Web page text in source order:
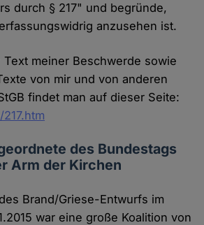
durch § 217" und begründe,
anzusehen ist.
meiner Beschwerde sowie
von mir und von anderen
findet man auf dieser Seite:
des Bundestags
Arm der Kirchen
Brand/Griese-Entwurfs im
war eine große Koalition von